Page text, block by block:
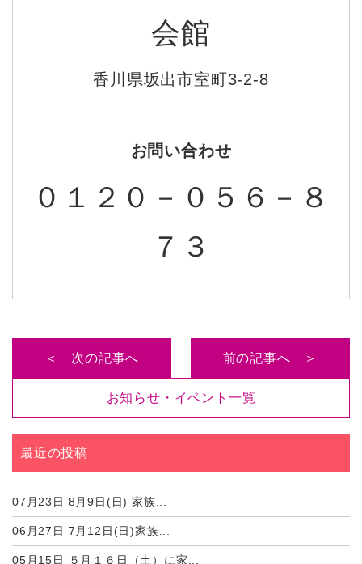
会館
香川県坂出市室町3-2-8
お問い合わせ
０１２０－０５６－８
７３
＜ 次の記事へ
お知らせ・イベント一覧
前の記事へ ＞
最近の投稿
07月23日 8月9日(日) 家族...
06月27日 7月12日(日)家族...
05月15日 ５月１６日（土）に家...